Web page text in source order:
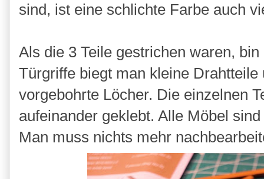
sind, ist eine schlichte Farbe auch
Als die 3 Teile gestrichen waren,
Türgriffe biegt man kleine
vorgebohrte Löcher. Die einzelnen
aufeinander geklebt. Alle Möbel
Man muss nichts mehr